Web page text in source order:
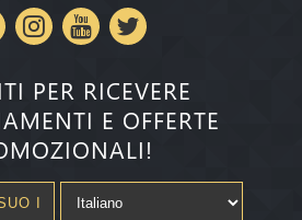
PER RICEVERE
E OFFERTE